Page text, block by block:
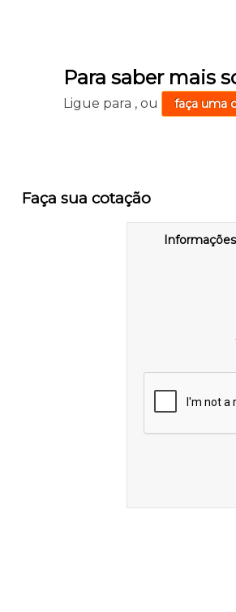
Para saber mais
Ligue para ,ou faça uma
Faça sua cotação